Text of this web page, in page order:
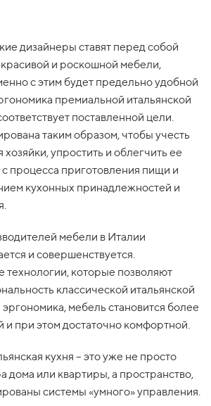
дизайнеры ставят перед собой
красивой и роскошной мебели,
с этим будет предельно удобной
премиальной итальянской
поставленной цели.
таким образом, чтобы учесть
упростить и облегчить ее
с процесса приготовления пищи и
кухонных принадлежностей и
мебели в Италии
и совершенствуется.
технологии, которые позволяют
классической итальянской
мебель становится более
и при этом достаточно комфортной.
кухня – это уже не просто
дома или квартиры, а пространство,
системы «умного» управления.